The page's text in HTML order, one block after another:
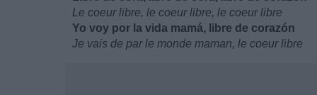
Le coeur libre, le coeur libre, le coeur libre
Yo voy por la vida mamá, libre de corazón
Je vais de par le monde maman, le coeur libre